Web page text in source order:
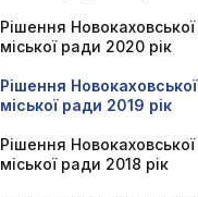
Рішення Новокаховської
міської ради 2020 рік
Рішення Новокаховської
міської ради 2019 рік
Рішення Новокаховської
міської ради 2018 рік